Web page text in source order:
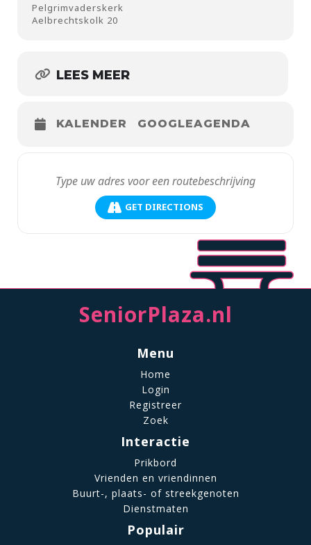
Pelgrimvaderskerk
Aelbrechtskolk 20
LEES MEER
KALENDER GOOGLEAGENDA
GET DIRECTIONS
SeniorPlaza.nl
Menu
Home
Login
Registreer
Zoek
Interactie
Prikbord
Vrienden en vriendinnen
Buurt-, plaats- of streekgenoten
Dienstmaten
Populair